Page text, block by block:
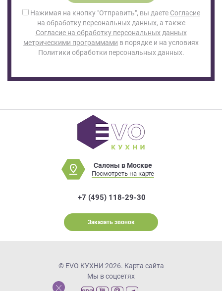
Нажимая на кнопку "Отправить", вы даете Согласие
на обработку персональных данных, а также
Согласие на обработку персональных данных
метрическими программами в порядке и на условиях
Политики обработки персональных данных.
Салоны в Москве
Посмотреть на карте
+7 (495) 118-29-30
Заказать звонок
© EVO КУХНИ 2026. Карта сайта
Мы в соцсетях